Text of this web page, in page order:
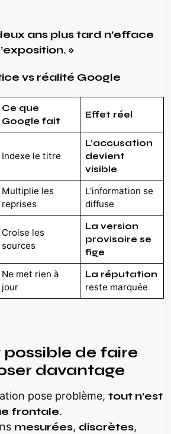
ans plus tard n’efface
»
vs réalité Google
Ce que
Google fait
Effet réel
Indexe le titre
L’accusation
devient
visible
Multiplie les
reprises
L’information se
diffuse
Croise les
sources
La version
provisoire se
fige
Ne met rien à
jour
La réputation
reste marquée
possible de faire
davantage
pose problème, tout n’est
frontale.
mesurées, discrètes,